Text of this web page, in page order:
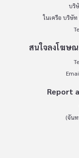
บริ
ในเครือ บริษั
สนใจลงโฆษณ
Report
(จันท